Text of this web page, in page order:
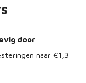
door
naar €1,3